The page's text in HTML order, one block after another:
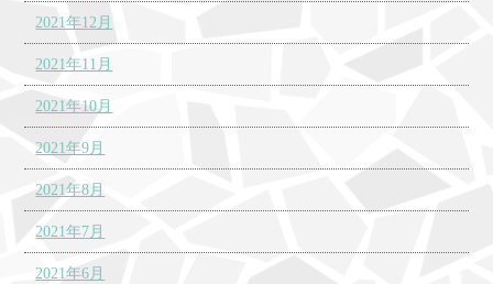
2021年12月
2021年11月
2021年10月
2021年9月
2021年8月
2021年7月
2021年6月